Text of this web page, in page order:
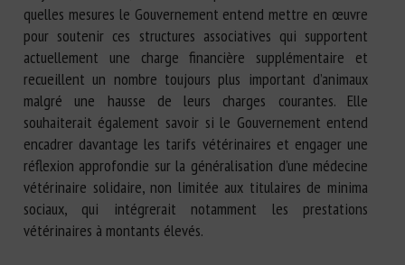
quelles mesures le Gouvernement entend mettre en œuvre
pour soutenir ces structures associatives qui supportent
actuellement une charge financière supplémentaire et
recueillent un nombre toujours plus important d’animaux
malgré une hausse de leurs charges courantes. Elle
souhaiterait également savoir si le Gouvernement entend
encadrer davantage les tarifs vétérinaires et engager une
réflexion approfondie sur la généralisation d’une médecine
vétérinaire solidaire, non limitée aux titulaires de minima
sociaux, qui intégrerait notamment les prestations
vétérinaires à montants élevés.